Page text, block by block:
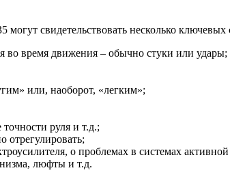
свидетельствовать несколько
во время движения – обычно стуки или удары;
или, наоборот, «легким»;
руля и т.д.;
отрегулировать;
о проблемах в системах
люфты и т.д.